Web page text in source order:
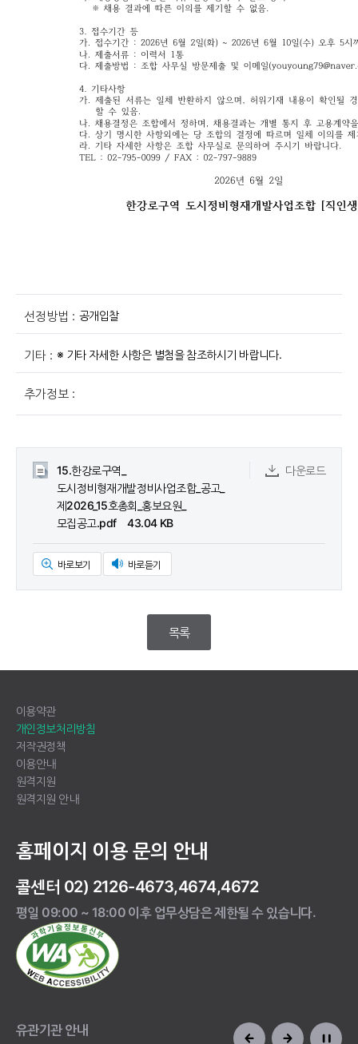
선정방법 : 공개입찰
기타 : ※ 기타 자세한 사항은 별첨을 참조하시기 바랍니다.
추가정보 :
15.한강로구역_
도시정비형재개발정비사업조합_공고_
제2026_15호총회_홍보요원_
모집공고.pdf 43.04 KB
다운로드
바로보기 바로듣기
목록
이용약관
개인정보처리방침
저작권정책
이용안내
원격지원
원격지원 안내
홈페이지 이용 문의 안내
콜센터 02) 2126-4673,4674,4672
평일 09:00 ~ 18:00 이후 업무상담은 제한될 수 있습니다.
유관기관 안내